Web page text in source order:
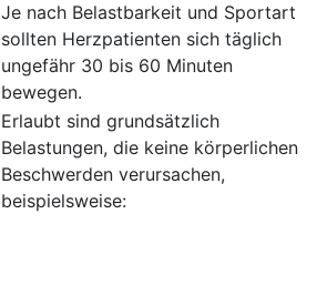
Je nach Belastbarkeit und Sportart
sollten Herzpatienten sich täglich
ungefähr 30 bis 60 Minuten
bewegen.
Erlaubt sind grundsätzlich
Belastungen, die keine körperlichen
Beschwerden verursachen,
beispielsweise: